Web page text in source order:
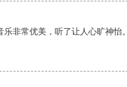
乐非常优美，听了让人心旷神怡。